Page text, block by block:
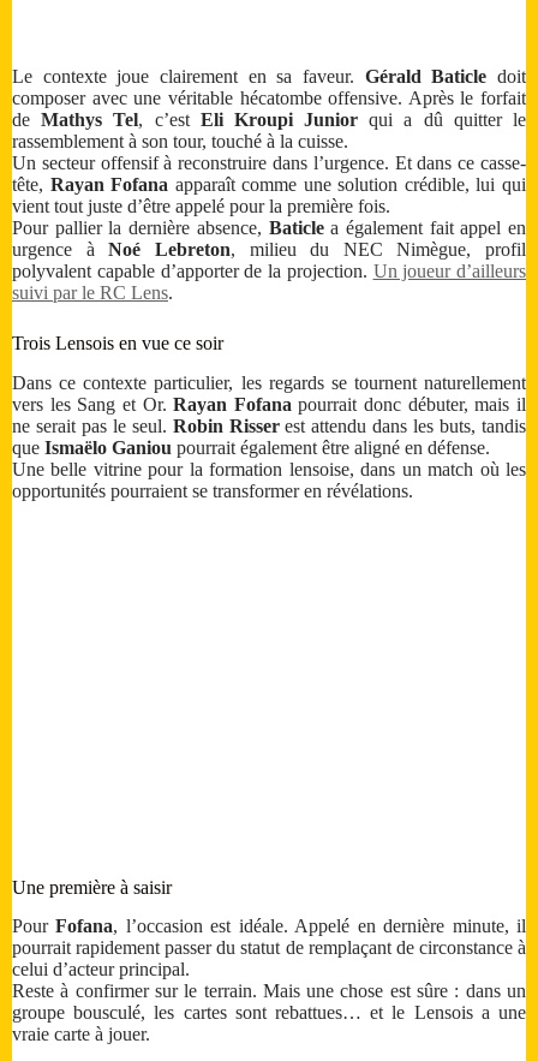
Le contexte joue clairement en sa faveur. Gérald Baticle doit
composer avec une véritable hécatombe offensive. Après le forfait
deMathys Tel, c’est Eli Kroupi Junior qui a dû quitter le
rassemblement à son tour, touché à la cuisse.
Un secteur offensif à reconstruire dans l’urgence. Et dans ce casse-
tête, Rayan Fofana apparaît comme une solution crédible, lui qui
vient tout juste d’être appelé pour la première fois.
Pour pallier la dernière absence, Baticlea également fait appel en
urgence àNoé Lebreton, milieu du NEC Nimègue, profil
polyvalent capable d’apporter de la projection. Un joueur d’ailleurs
suivi par le RC Lens.
Trois Lensois en vue ce soir
Dans ce contexte particulier, les regards se tournent naturellement
vers les Sang et Or.Rayan Fofana pourrait donc débuter, mais il
ne serait pas le seul. Robin Risserest attendu dans les buts, tandis
que Ismaëlo Ganiou pourrait également être aligné en défense.
Une belle vitrine pour la formation lensoise, dans un match où les
opportunités pourraient se transformer en révélations.
Une première à saisir
PourFofana, l’occasion est idéale. Appelé en dernière minute, il
pourrait rapidement passer du statut de remplaçant de circonstance à
celui d’acteur principal.
Reste à confirmer sur le terrain. Mais une chose est sûre : dans un
groupe bousculé, les cartes sont rebattues… et le Lensois a une
vraie carte à jouer.